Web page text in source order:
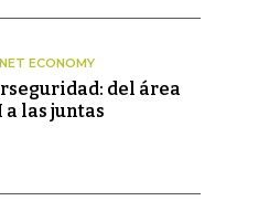
ECONOMY
del área
a las juntas